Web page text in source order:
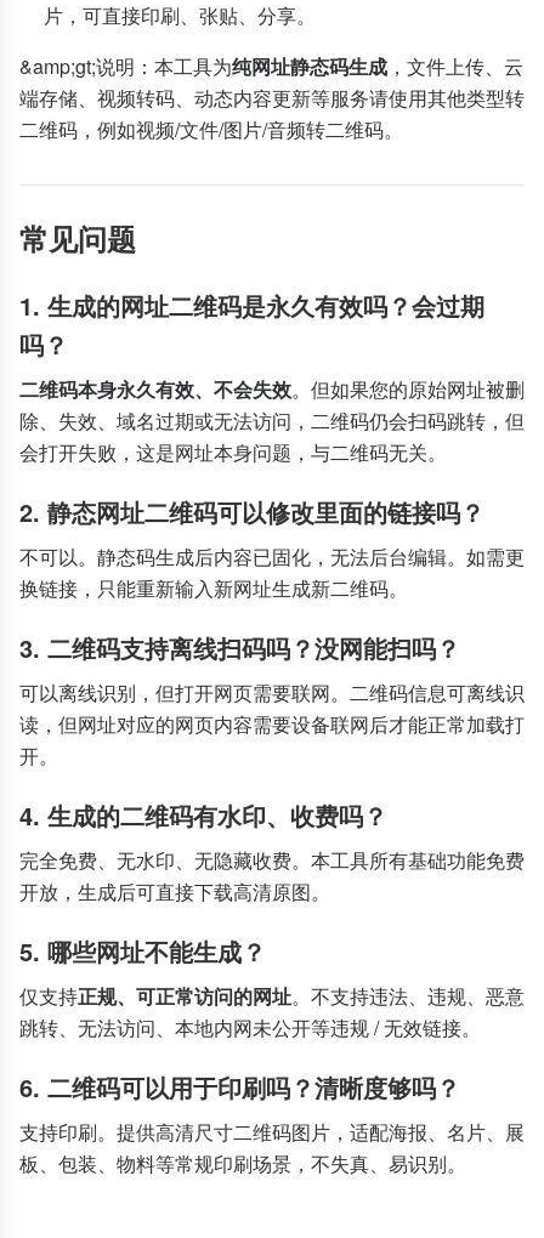
片，可直接印刷、张贴、分享。
&amp;gt;说明：本工具为纯网址静态码生成 ，文件上传、云
端存储、视频转码、动态内容更新等服务请使用其他类型转
二维码，例如视频/文件/图片/音频转二维码。
常见问题
1. 生成的网址二维码是永久有效吗？会过期
吗？
二维码本身永久有效、不会失效。但如果您的原始网址被删
除、失效、域名过期或无法访问，二维码仍会扫码跳转，但
会打开失败，这是网址本身问题，与二维码无关。
2. 静态网址二维码可以修改里面的链接吗？
不可以。静态码生成后内容已固化，无法后台编辑。如需更
换链接，只能重新输入新网址生成新二维码。
3. 二维码支持离线扫码吗？没网能扫吗？
可以离线识别，但打开网页需要联网。二维码信息可离线识
读，但网址对应的网页内容需要设备联网后才能正常加载打
开。
4. 生成的二维码有水印、收费吗？
完全免费、无水印、无隐藏收费。本工具所有基础功能免费
开放，生成后可直接下载高清原图。
5. 哪些网址不能生成？
仅支持正规、可正常访问的网址。不支持违法、违规、恶意
跳转、无法访问、本地内网未公开等违规 / 无效链接。
6. 二维码可以用于印刷吗？清晰度够吗？
支持印刷。提供高清尺寸二维码图片，适配海报、名片、展
板、包装、物料等常规印刷场景，不失真、易识别。